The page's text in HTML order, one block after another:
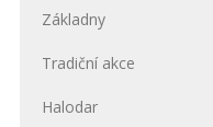
Základny
Tradiční akce
Halodar